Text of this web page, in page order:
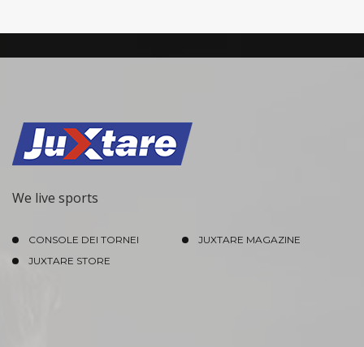
We live sports
CONSOLE DEI TORNEI
JUXTARE MAGAZINE
JUXTARE STORE